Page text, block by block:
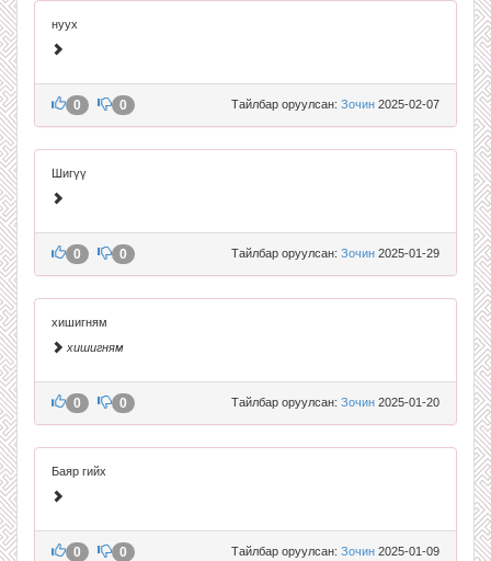
нуух
Тайлбар оруулсан: Зочин 2025-02-07
0 0
Шигүү
Тайлбар оруулсан: Зочин 2025-01-29
0 0
хишигням
хишигням
Тайлбар оруулсан: Зочин 2025-01-20
0 0
Баяр гийх
Тайлбар оруулсан: Зочин 2025-01-09
0 0